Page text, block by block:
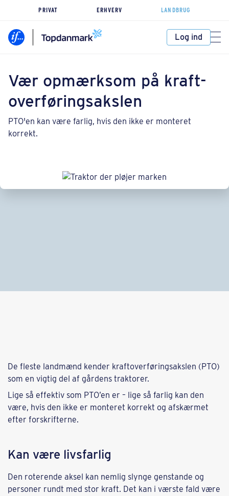
PRIVAT ERHVERV LANDBRUG
Log ind
Vær opmærksom på kraft-
overføringsakslen
PTO'en kan være farlig, hvis den ikke er monteret
korrekt.
De fleste landmænd kender kraftoverføringsakslen (PTO)
som en vigtig del af gårdens traktorer.
Lige så effektiv som PTO’en er – lige så farlig kan den
være, hvis den ikke er monteret korrekt og afskærmet
efter forskrifterne.
Kan være livsfarlig
Den roterende aksel kan nemlig slynge genstande og
personer rundt med stor kraft. Det kan i værste fald være